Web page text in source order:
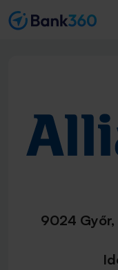
9024 Győr,